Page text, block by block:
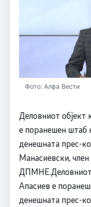
Фото: Алфа Вести
Деловниот објект
е поранешен штаб
денешната прес-
Манасиевски,
ДПМНЕ.Деловниот
Апасиев е
денешната прес-